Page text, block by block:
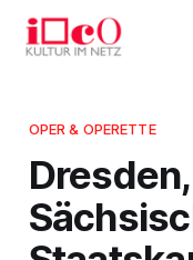
OPER & OPERETTE